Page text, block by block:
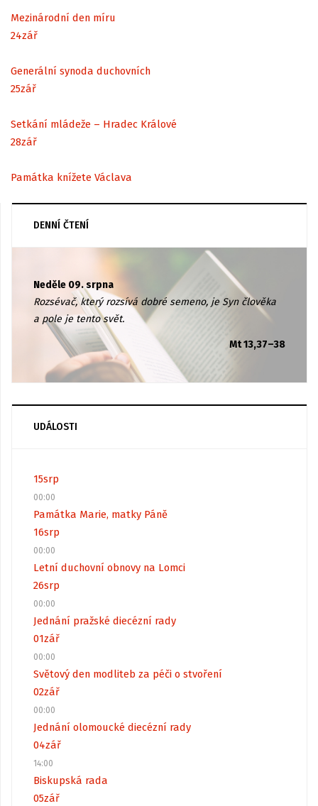
Mezinárodní den míru
24zář
Generální synoda duchovních
25zář
Setkání mládeže – Hradec Králové
28zář
Památka knížete Václava
DENNÍ ČTENÍ
Neděle 09. srpna
Rozsévač, který rozsívá dobré semeno, je Syn člověka
a pole je tento svět.
Mt 13,37–38
UDÁLOSTI
15srp
00:00
Památka Marie, matky Páně
16srp
00:00
Letní duchovní obnovy na Lomci
26srp
00:00
Jednání pražské diecézní rady
01zář
00:00
Světový den modliteb za péči o stvoření
02zář
00:00
Jednání olomoucké diecézní rady
04zář
14:00
Biskupská rada
05zář